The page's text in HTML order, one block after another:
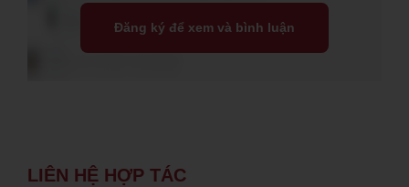
Đăng ký để xem và bình luận
LIÊN HỆ HỢP TÁC